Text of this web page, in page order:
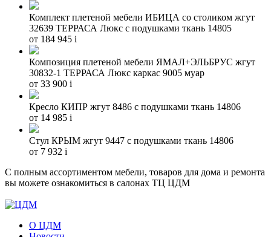
Комплект плетеной мебели ИБИЦА со столиком жгут
32639 ТЕРРАСА Люкс с подушками ткань 14805
от 184 945 i
Композиция плетеной мебели ЯМАЛ+ЭЛЬБРУС жгут
30832-1 ТЕРРАСА Люкс каркас 9005 муар
от 33 900 i
Кресло КИПР жгут 8486 с подушками ткань 14806
от 14 985 i
Стул КРЫМ жгут 9447 с подушками ткань 14806
от 7 932 i
С полным ассортиментом мебели, товаров для дома и ремонта
вы можете ознакомиться в салонах ТЦ ЦДМ
О ЦДМ